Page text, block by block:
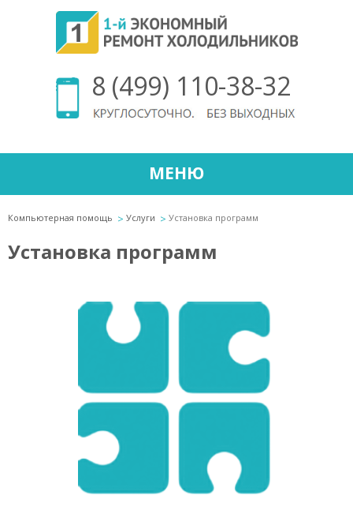
8 (499) 110-38-32
МЕНЮ
Компьютерная помощь Услуги Установка программ
Установка программ